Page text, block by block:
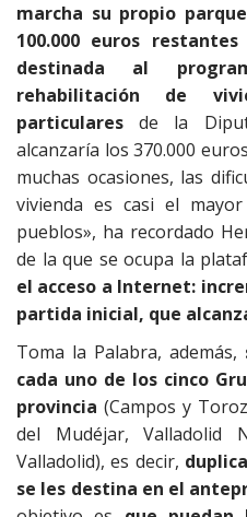
marcha su propio
100.000 euros
destinada al
rehabilitación de
particulares de la
alcanzaría los 370.000
muchas ocasiones, las
vivienda es casi el
pueblos», ha recordado
de la que se ocupa la
el acceso a Internet:
partida inicial, que
Toma la Palabra, además,
cada uno de los cinco
provincia (Campos y
del Mudéjar, Valladolid
Valladolid), es decir,
se les destina en el